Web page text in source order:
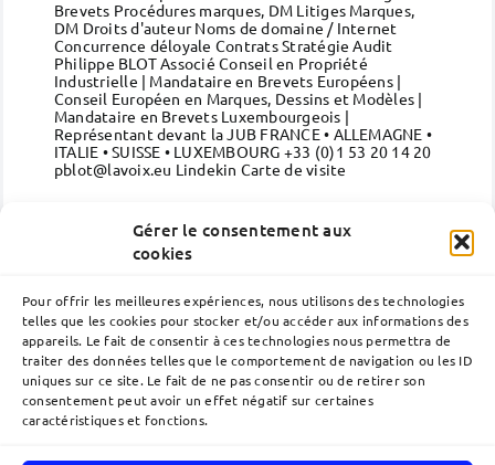
Gérer le consentement aux
cookies
Pour offrir les meilleures expériences, nous utilisons des technologies
telles que les cookies pour stocker et/ou accéder aux informations des
appareils. Le fait de consentir à ces technologies nous permettra de
traiter des données telles que le comportement de navigation ou les ID
uniques sur ce site. Le fait de ne pas consentir ou de retirer son
consentement peut avoir un effet négatif sur certaines
caractéristiques et fonctions.
Brevets Procédures marques, DM Litiges Marques,
DM Droits d'auteur Noms de domaine / Internet
Concurrence déloyale Contrats Stratégie Audit
Philippe BLOT Associé Conseil en Propriété
Industrielle | Mandataire en Brevets Européens |
Conseil Européen en Marques, Dessins et Modèles |
Mandataire en Brevets Luxembourgeois |
Représentant devant la JUB FRANCE • ALLEMAGNE •
ITALIE • SUISSE • LUXEMBOURG +33 (0)1 53 20 14 20
pblot@lavoix.eu Lindekin Carte de visite